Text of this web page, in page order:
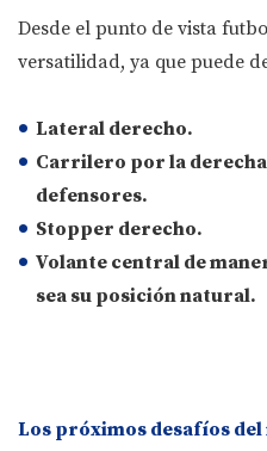
Desde el punto de vista
versatilidad, ya que puede
Lateral derecho.
Carrilero por la derecha
defensores.
Stopper derecho.
Volante central de
sea su posición natural.
Los próximos desafíos del